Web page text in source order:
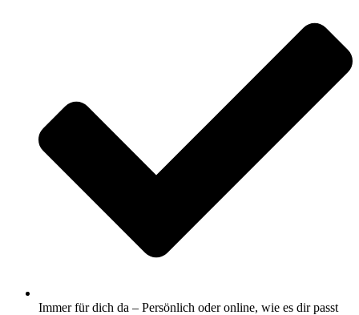
Immer für dich da – Persönlich oder online, wie es dir passt